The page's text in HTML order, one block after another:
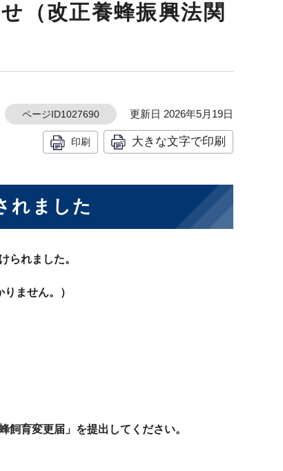
（改正養蜂振興法関
ページID1027690 更新日 2026年5月19日
印刷 大きな文字で印刷
れました
られました。
ません。）
育変更届」を提出してください。